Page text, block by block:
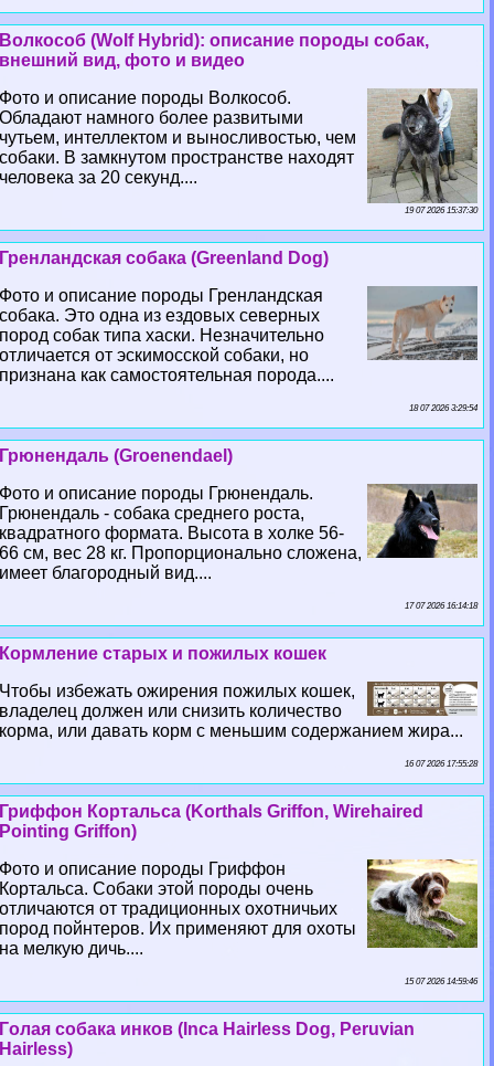
Волкособ (Wolf Hybrid): описание породы собак,
внешний вид, фото и видео
Фото и описание породы Волкособ.
Обладают намного более развитыми
чутьем, интеллектом и выносливостью, чем
собаки. В замкнутом прострaнcтве находят
человека за 20 секунд....
19 07 2026 15:37:30
Гренландская собака (Greenland Dog)
Фото и описание породы Гренландская
собака. Это одна из ездовых северных
пород собак типа хаски. Незначительно
отличается от эскимосской собаки, но
признана как самостоятельная порода....
18 07 2026 3:29:54
Грюнендаль (Groenendael)
Фото и описание породы Грюнендаль.
Грюнендаль - собака среднего роста,
квадратного формата. Высота в холке 56-
66 см, вес 28 кг. Пропорционально сложена,
имеет благородный вид....
17 07 2026 16:14:18
Кормление старых и пожилых кошек
Чтобы избежать ожирения пожилых кошек,
владелец должен или снизить количество
корма, или давать корм с меньшим содержанием жира...
16 07 2026 17:55:28
Гриффон Кортальса (Korthals Griffon, Wirehaired
Pointing Griffon)
Фото и описание породы Гриффон
Кортальса. Собаки этой породы очень
отличаются от традиционных охотничьих
пород пойнтеров. Их применяют для охоты
на мелкую дичь....
15 07 2026 14:59:46
Гoлая собака инков (Inca Hairless Dog, Peruvian
Hairless)